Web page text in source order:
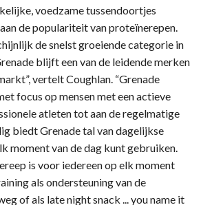
voedzame tussendoortjes
de populariteit van proteïnerepen.
de snelst groeiende categorie in
blijft een van de leidende merken
vertelt Coughlan. “Grenade
focus op mensen met een actieve
atleten tot aan de regelmatige
biedt Grenade tal van dagelijkse
moment van de dag kunt gebruiken.
is voor iedereen op elk moment
als ondersteuning van de
of als late night snack ... you name it